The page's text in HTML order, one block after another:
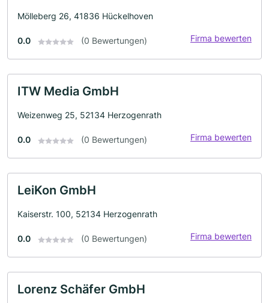
Mölleberg 26, 41836 Hückelhoven
0.0 (0 Bewertungen) Firma bewerten
ITW Media GmbH
Weizenweg 25, 52134 Herzogenrath
0.0 (0 Bewertungen) Firma bewerten
LeiKon GmbH
Kaiserstr. 100, 52134 Herzogenrath
0.0 (0 Bewertungen) Firma bewerten
Lorenz Schäfer GmbH